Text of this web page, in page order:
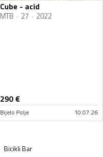
Cube - acid
MTB 27 2022
290€
Bijelo Polje 10.07.26
BicikliBar